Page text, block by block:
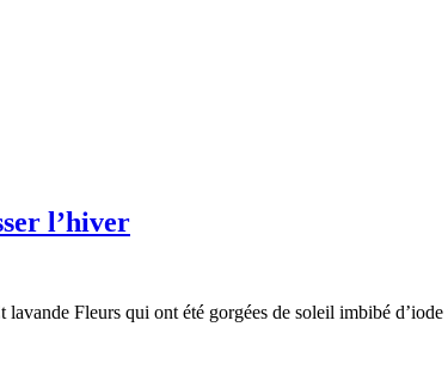
l’hiver
Fleurs qui ont été gorgées de soleil imbibé